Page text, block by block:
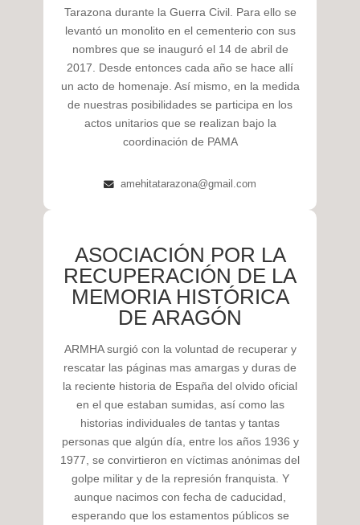
Tarazona durante la Guerra Civil. Para ello se
levantó un monolito en el cementerio con sus
nombres que se inauguró el 14 de abril de
2017. Desde entonces cada año se hace allí
un acto de homenaje. Así mismo, en la medida
de nuestras posibilidades se participa en los
actos unitarios que se realizan bajo la
coordinación de PAMA
amehitatarazona@gmail.com
ASOCIACIÓN POR LA
RECUPERACIÓN DE LA
MEMORIA HISTÓRICA
DE ARAGÓN
ARMHA surgió con la voluntad de recuperar y
rescatar las páginas mas amargas y duras de
la reciente historia de España del olvido oficial
en el que estaban sumidas, así como las
historias individuales de tantas y tantas
personas que algún día, entre los años 1936 y
1977, se convirtieron en víctimas anónimas del
golpe militar y de la represión franquista. Y
aunque nacimos con fecha de caducidad,
esperando que los estamentos públicos se